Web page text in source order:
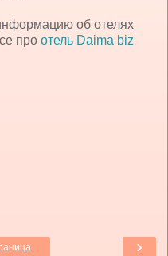
об отелях
про отель Daima biz
›